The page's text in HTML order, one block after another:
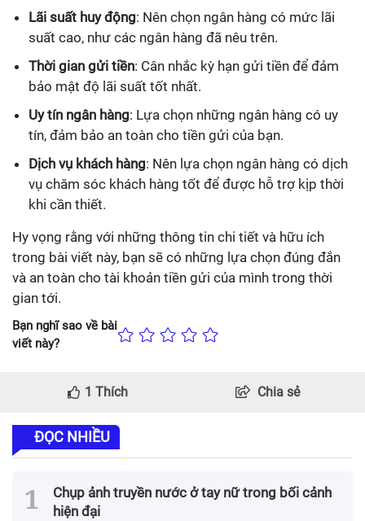
Lãi suất huy động: Nên chọn ngân hàng có mức lãi
suất cao, như các ngân hàng đã nêu trên.
Thời gian gửi tiền: Cân nhắc kỳ hạn gửi tiền để đảm
bảo mật độ lãi suất tốt nhất.
Uy tín ngân hàng: Lựa chọn những ngân hàng có uy
tín, đảm bảo an toàn cho tiền gửi của bạn.
Dịch vụ khách hàng: Nên lựa chọn ngân hàng có dịch
vụ chăm sóc khách hàng tốt để được hỗ trợ kịp thời
khi cần thiết.
Hy vọng rằng với những thông tin chi tiết và hữu ích
trong bài viết này, bạn sẽ có những lựa chọn đúng đắn
và an toàn cho tài khoản tiền gửi của mình trong thời
gian tới.
Bạn nghĩ sao về bài
viết này?
1 Thích Chia sẻ
ĐỌC NHIỀU
Chụp ảnh truyền nước ở tay nữ trong bối cảnh
hiện đại